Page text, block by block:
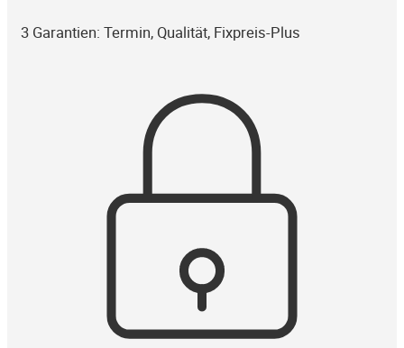
3 Garantien: Termin, Qualität, Fixpreis-Plus